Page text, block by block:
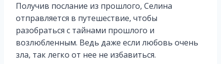
Получив послание из прошлого, Селина
отправляется в путешествие, чтобы
разобраться с тайнами прошлого и
возлюбленным. Ведь даже если любовь очень
зла, так легко от нее не избавиться.